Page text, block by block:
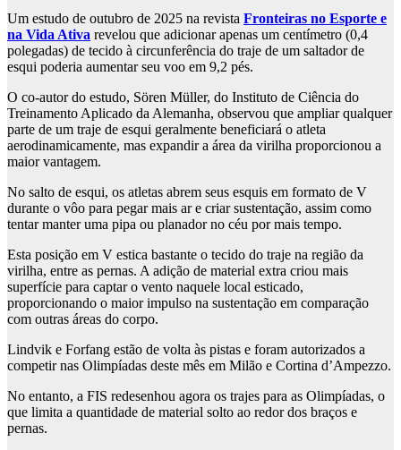
Um estudo de outubro de 2025 na revista Fronteiras no Esporte e
na Vida Ativa revelou que adicionar apenas um centímetro (0,4
polegadas) de tecido à circunferência do traje de um saltador de
esqui poderia aumentar seu voo em 9,2 pés.
O co-autor do estudo, Sören Müller, do Instituto de Ciência do
Treinamento Aplicado da Alemanha, observou que ampliar qualquer
parte de um traje de esqui geralmente beneficiará o atleta
aerodinamicamente, mas expandir a área da virilha proporcionou a
maior vantagem.
No salto de esqui, os atletas abrem seus esquis em formato de V
durante o vôo para pegar mais ar e criar sustentação, assim como
tentar manter uma pipa ou planador no céu por mais tempo.
Esta posição em V estica bastante o tecido do traje na região da
virilha, entre as pernas. A adição de material extra criou mais
superfície para captar o vento naquele local esticado,
proporcionando o maior impulso na sustentação em comparação
com outras áreas do corpo.
Lindvik e Forfang estão de volta às pistas e foram autorizados a
competir nas Olimpíadas deste mês em Milão e Cortina d’Ampezzo.
No entanto, a FIS redesenhou agora os trajes para as Olimpíadas, o
que limita a quantidade de material solto ao redor dos braços e
pernas.